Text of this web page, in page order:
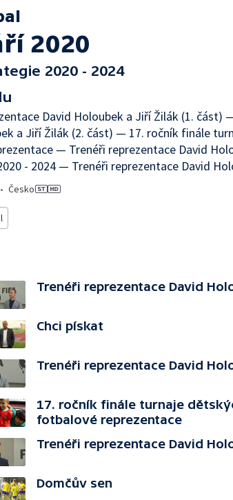
2020
2020 - 2024
David Holoubek a Jiří Žilák (1.
a Jiří Žilák (2. část) — 17. ročník finále
— Trenéři reprezentace David
- 2024 — Trenéři reprezentace David
• Česko
Trenéři reprezentace David
Chci pískat
Trenéři reprezentace David
17. ročník finále turnaje
fotbalové reprezentace
Trenéři reprezentace David
Domčův sen